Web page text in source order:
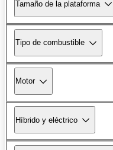
Tamaño de la plataforma
Tipo de combustible
Motor
Híbrido y eléctrico